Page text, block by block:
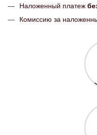
Наложенный платеж
Комиссию за